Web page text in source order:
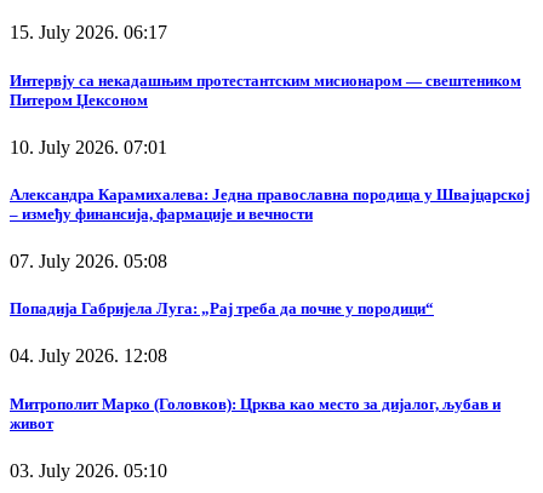
15. July 2026. 06:17
Интервју са некадашњим протестантским мисионаром — свештеником
Питером Џексоном
10. July 2026. 07:01
Александра Карамихалева: Једна православна породица у Швајцарској
– између финансија, фармације и вечности
07. July 2026. 05:08
Попадија Габријела Луга: „Рај треба да почне у породици“
04. July 2026. 12:08
Митрополит Марко (Головков): Црква као место за дијалог, љубав и
живот
03. July 2026. 05:10